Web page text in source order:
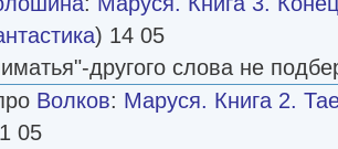
) 14 05
другого слова не
Волков: Маруся. Книга 2.
05